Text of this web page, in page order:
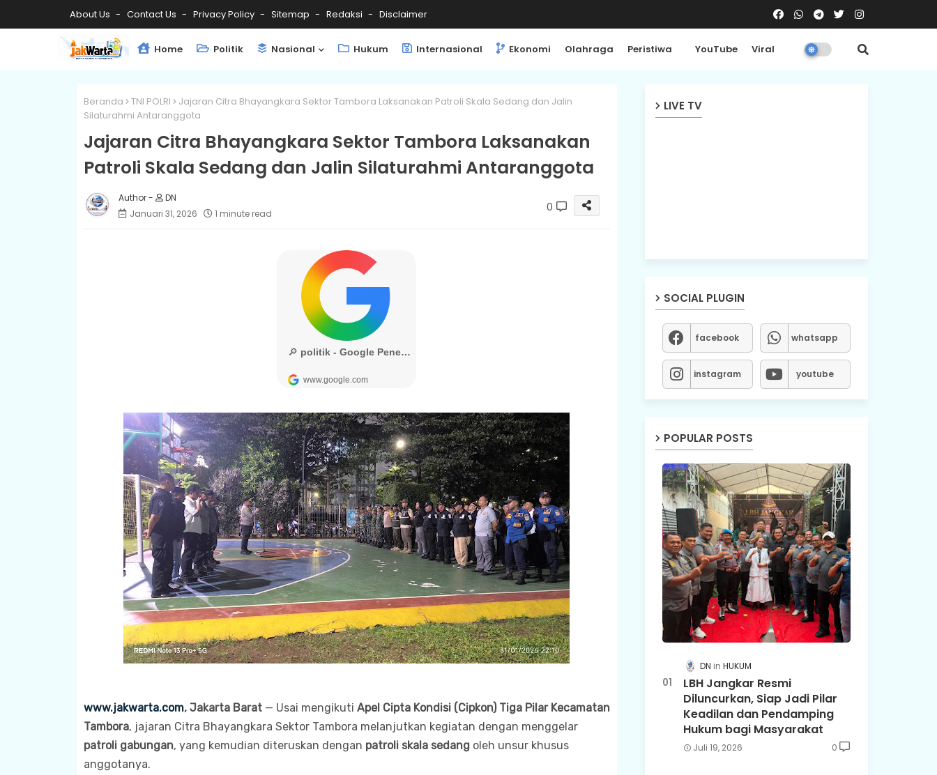
About Us Contact Us Privacy Policy Sitemap Redaksi Disclaimer
Home Politik Nasional Hukum Internasional Ekonomi Olahraga Peristiwa YouTube Viral
Beranda TNI POLRI
Jajaran Citra Bhayangkara Sektor Tambora Laksanakan Patroli Skala Sedang dan Jalin
Silaturahmi Antaranggota
Jajaran Citra Bhayangkara Sektor Tambora Laksanakan
Patroli Skala Sedang dan Jalin Silaturahmi Antaranggota
DN
Januari 31, 2026
1 minute read 0
www.jakwarta.com, Jakarta Barat— Usai mengikuti Apel Cipta Kondisi (Cipkon) Tiga Pilar Kecamatan
Tambora, jajaran Citra Bhayangkara Sektor Tambora melanjutkan kegiatan dengan menggelar
patroli gabungan, yang kemudian diteruskan dengan patroli skala sedangoleh unsur khusus
anggotanya.
LIVE TV
SOCIAL PLUGIN
facebook whatsapp
instagram youtube
POPULAR POSTS
DN HUKUM
LBH Jangkar Resmi
Diluncurkan, Siap Jadi Pilar
Keadilan dan Pendamping
Hukum bagi Masyarakat
Juli 19, 2026 0